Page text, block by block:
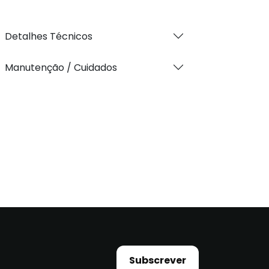
Detalhes Técnicos
Manutenção / Cuidados
Subscrever